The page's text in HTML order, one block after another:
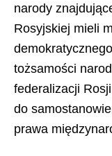
narody
Rosyjskiej mieli
tożsamości
federalizacji
do
prawa